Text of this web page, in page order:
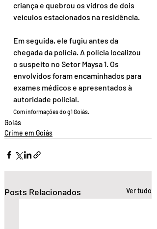
criança e quebrou os vidros de dois
veículos estacionados na residência.
Em seguida, ele fugiu antes da
chegada da polícia. A polícia localizou
o suspeito no Setor Maysa 1. Os
envolvidos foram encaminhados para
exames médicos e apresentados à
autoridade policial.
Com informações do g1 Goiás.
Goiás
Crime em Goiás
Posts Relacionados Ver tudo